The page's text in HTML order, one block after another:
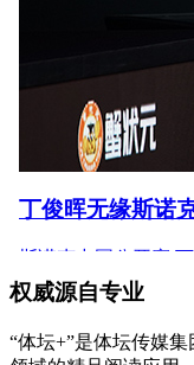
权威源自专业
“体坛+”是体坛传媒